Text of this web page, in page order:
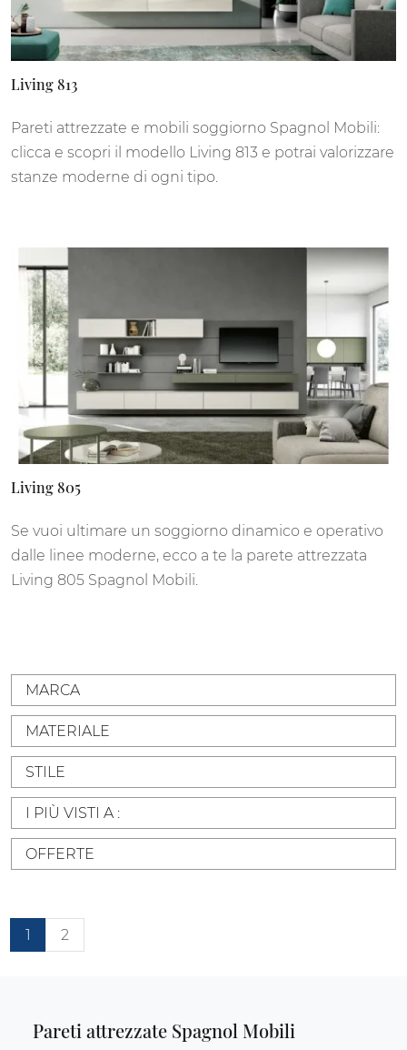
Living 813
Pareti attrezzate e mobili soggiorno Spagnol Mobili:
clicca e scopri il modello Living 813 e potrai valorizzare
stanze moderne di ogni tipo.
Living 805
Se vuoi ultimare un soggiorno dinamico e operativo
dalle linee moderne, ecco a te la parete attrezzata
Living 805 Spagnol Mobili.
MARCA
MATERIALE
STILE
I PIÙ VISTI A :
OFFERTE
1 2
Pareti attrezzate Spagnol Mobili